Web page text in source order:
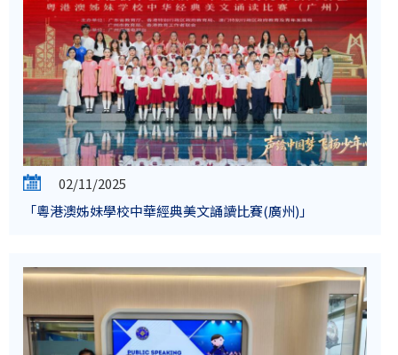
02/11/2025
「粵港澳姊妹學校中華經典美文誦讀比賽(廣州)」